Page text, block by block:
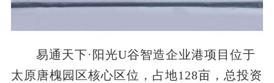
易通天下·阳光U谷智造企业港项目位于
太原唐槐园区核心区位，占地128亩，总投资